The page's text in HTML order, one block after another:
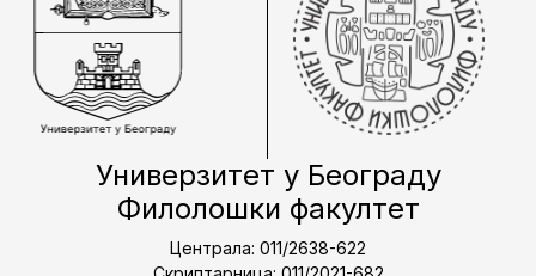
Универзитет у Београду
Филолошки факултет
Централа: 011/2638-622